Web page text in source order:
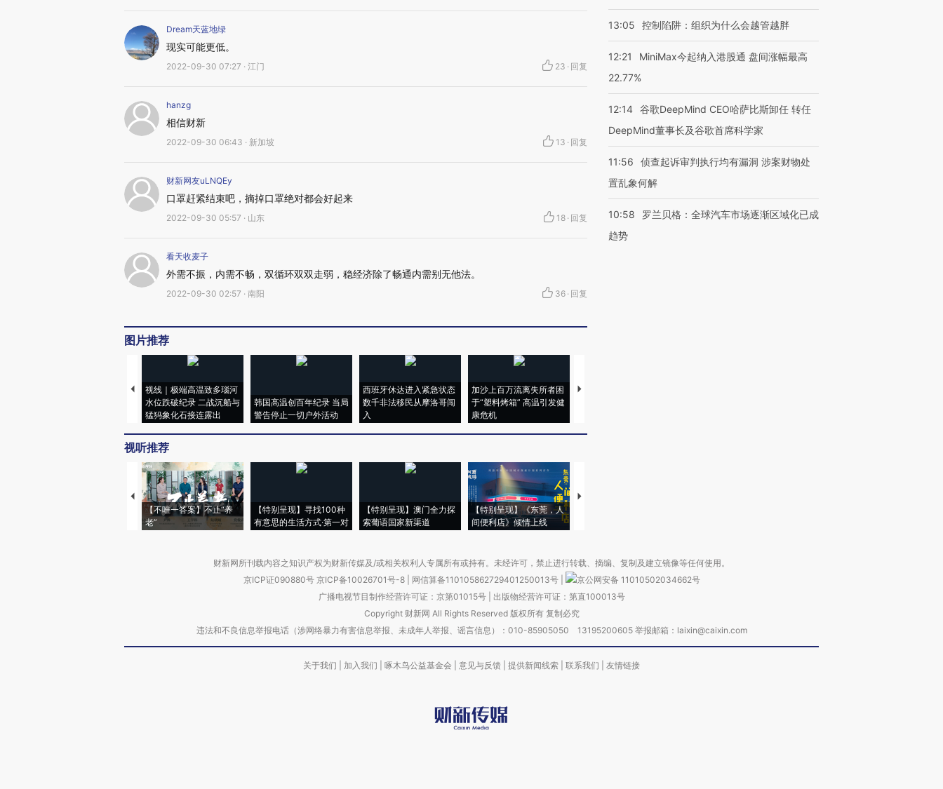
Dream天蓝地绿
现实可能更低。
2022-09-30 07:27 · 江门 23 · 回复
hanzg
相信财新
2022-09-30 06:43 · 新加坡 13 · 回复
财新网友uLNQEy
口罩赶紧结束吧，摘掉口罩绝对都会好起来
2022-09-30 05:57 · 山东 18 · 回复
看天收麦子
外需不振，内需不畅，双循环双双走弱，稳经济除了畅通内需别无他法。
2022-09-30 02:57 · 南阳 36 · 回复
图片推荐
视线｜极端高温致多瑙河
水位跌破纪录 二战沉船与
猛犸象化石接连露出
韩国高温创百年纪录 当局
警告停止一切户外活动
西班牙休达进入紧急状态
数千非法移民从摩洛哥闯
入
加沙上百万流离失所者困
于“塑料烤箱” 高温引发健
康危机
马航飞行员跨国走私7万
视听推荐
【不唯一答案】不止“养
老”
【特别呈现】寻找100种
有意思的生活方式·第一对
【特别呈现】澳门全力探
索葡语国家新渠道
【特别呈现】《东莞，人
间便利店》倾情上线
【推广】走进第四届链博
13:05 控制陷阱：组织为什么会越管越胖
12:21
MiniMax今起纳入港股通 盘间涨幅最高
22.77%
12:14 谷歌DeepMind CEO哈萨比斯卸任 转任
DeepMind董事长及谷歌首席科学家
11:56
侦查起诉审判执行均有漏洞 涉案财物处
置乱象何解
10:58
罗兰贝格：全球汽车市场逐渐区域化已成
趋势
财新网所刊载内容之知识产权为财新传媒及/或相关权利人专属所有或持有。未经许可，禁止进行转载、摘编、复制及建立镜像等任何使用。
京ICP证090880号 京ICP备10026701号-8 网信算备110105862729401250013号
京公网安备 11010502034662号
广播电视节目制作经营许可证：京第01015号| 出版物经营许可证：第直100013号
Copyright 财新网 All Rights Reserved 版权所有 复制必究
违法和不良信息举报电话（涉网络暴力有害信息举报、未成年人举报、谣言信息）：010-85905050 13195200605 举报邮箱：laixin@caixin.com
关于我们 加入我们 啄木鸟公益基金会 意见与反馈 提供新闻线索 联系我们 友情链接